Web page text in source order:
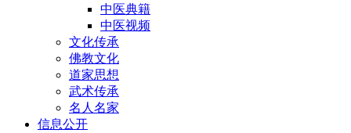
中医典籍
中医视频
文化传承
佛教文化
道家思想
武术传承
名人名家
信息公开